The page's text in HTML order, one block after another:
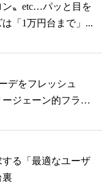
ン〟etc…パッと目を
「1万円台まで」...
デをフレッシュ
ジェーン的フラッ
る「最適なユーザ
裏